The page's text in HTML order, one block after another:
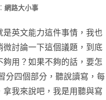
網路大小事
英文能力這件事情，我也
討論一下這個議題，到底
用？如果不夠的話，要怎
分四個部分，聽說讀寫，每
我來說吧，我是用聽與寫